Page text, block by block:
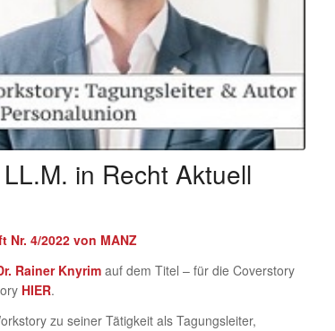
in Recht Aktuell
Nr. 4/2022 von MANZ
Rainer Knyrimauf dem Titel – für die Coverstory
HIER.
zu seiner Tätigkeit als Tagungsleiter,